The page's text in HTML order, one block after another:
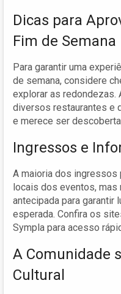
Dicas para
Fim de Semana
Para garantir uma
de semana, considere
explorar as redondezas.
diversos restaurantes e
e merece ser
Ingressos e
A maioria dos ingressos
locais dos eventos, mas
antecipada para garantir
esperada. Confira os
Sympla para acesso
A Comunidade
Cultural